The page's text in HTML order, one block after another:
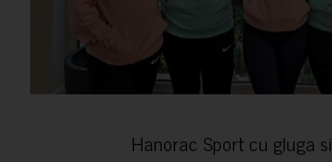
Hanorac Sport cu gluga